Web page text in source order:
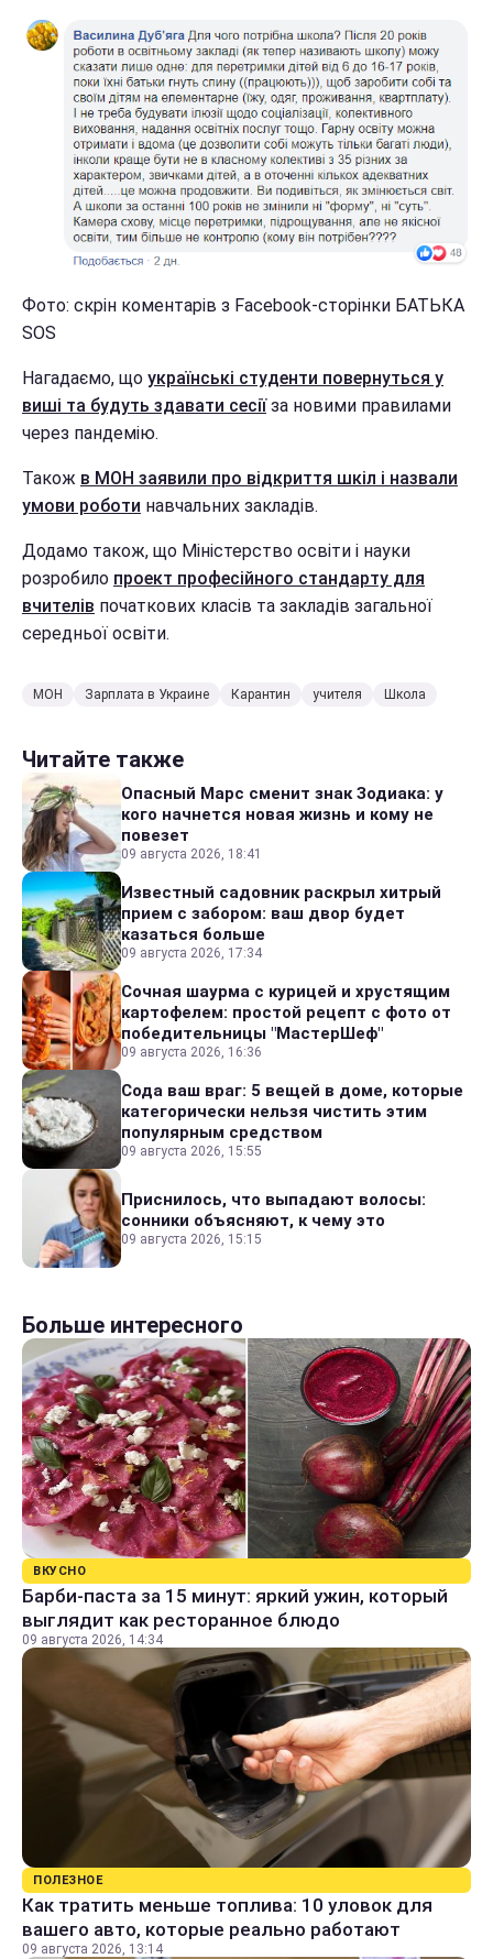
Фото: скрін коментарів з Facebook-сторінки БАТЬКА
SOS
Нагадаємо, що українські студенти повернуться у
виші та будуть здавати сесіїза новими правилами
через пандемію.
Також в МОН заявили про відкриття шкіл і назвали
умови роботи навчальних закладів.
Додамо також, що Міністерство освіти і науки
розробило проект професійного стандарту для
вчителів початкових класів та закладів загальної
середньої освіти.
МОН Зарплата в Украине Карантин учителя Школа
Читайте также
Опасный Марс сменит знак Зодиака: у
кого начнется новая жизнь и кому не
повезет
09 августа 2026, 18:41
Известный садовник раскрыл хитрый
прием с забором: ваш двор будет
казаться больше
09 августа 2026, 17:34
Сочная шаурма с курицей и хрустящим
картофелем: простой рецепт с фото от
победительницы "МастерШеф"
09 августа 2026, 16:36
Сода ваш враг: 5 вещей в доме, которые
категорически нельзя чистить этим
популярным средством
09 августа 2026, 15:55
Приснилось, что выпадают волосы:
сонники объясняют, к чему это
09 августа 2026, 15:15
Больше интересного
ВКУСНО
Барби-паста за 15 минут: яркий ужин, который
выглядит как ресторанное блюдо
09 августа 2026, 14:34
ПОЛЕЗНОЕ
Как тратить меньше топлива: 10 уловок для
вашего авто, которые реально работают
09 августа 2026, 13:14